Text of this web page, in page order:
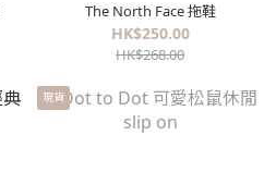
The North Face 拖鞋
HK$250.00
HK$268.00
現貨